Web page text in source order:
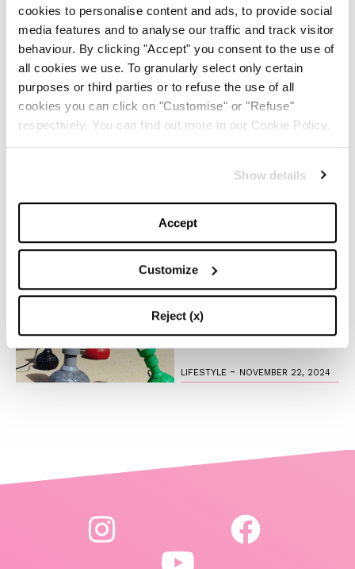
cookies to personalise content and ads, to provide social
media features and to analyse our traffic and track visitor
behaviour. By clicking "Accept" you consent to the use of
all cookies we use. To granularly select only certain
purposes or third parties or to refuse the use of all
cookies you can click on "Customise" or "Refuse"
respectively. You can find out more in our Cookie Policy.
Show details
Accept
Customize
Reject (x)
LIFESTYLE-DECEMBER 4, 2024
Il trend ‘Wicked’: moda e
beauty raccontano uno stile
-
Il fascino del design
timeless: l’iconica lampada
di Flos creata in collab con
Bottega Veneta
LIFESTYLE - NOVEMBER 22, 2024